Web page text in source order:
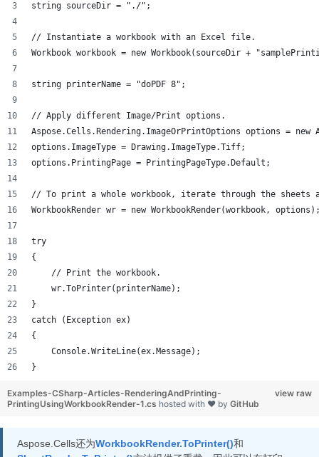
string sourceDir = "./";
// Instantiate a workbook with an Excel file.
Workbook workbook = new Workbook(sourceDir +
string printerName = "doPDF 8";
// Apply different Image/Print options.
Aspose.Cells.Rendering.ImageOrPrintOptions options =
options.ImageType = Drawing.ImageType.Tiff;
options.PrintingPage = PrintingPageType.Default;
// To print a whole workbook, iterate through the sheets
WorkbookRender wr = new WorkbookRender(workbook,
try
{
    // Print the workbook.
    wr.ToPrinter(printerName);
}
catch (Exception ex)
{
    Console.WriteLine(ex.Message);
}
view raw
Examples-CSharp-Articles-RenderingAndPrinting-
PrintingUsingWorkbookRender-1.cs hosted with ❤ by GitHub
Aspose.Cells还为WorkbookRender.ToPrinter()和